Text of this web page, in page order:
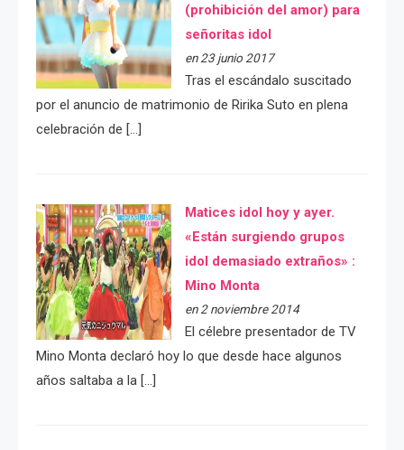
(prohibición del amor) para
señoritas idol
en 23 junio 2017
Tras el escándalo suscitado
por el anuncio de matrimonio de Ririka Suto en plena
celebración de […]
Matices idol hoy y ayer.
«Están surgiendo grupos
idol demasiado extraños» :
Mino Monta
en 2 noviembre 2014
El célebre presentador de TV
Mino Monta declaró hoy lo que desde hace algunos
años saltaba a la […]